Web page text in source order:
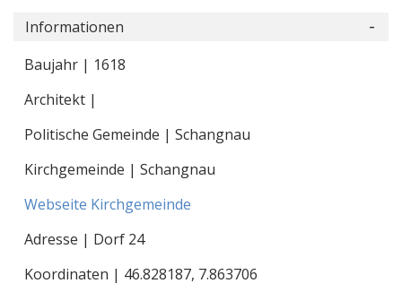
Informationen
Baujahr | 1618
Architekt |
Politische Gemeinde | Schangnau
Kirchgemeinde | Schangnau
Webseite Kirchgemeinde
Adresse | Dorf 24
Koordinaten | 46.828187, 7.863706